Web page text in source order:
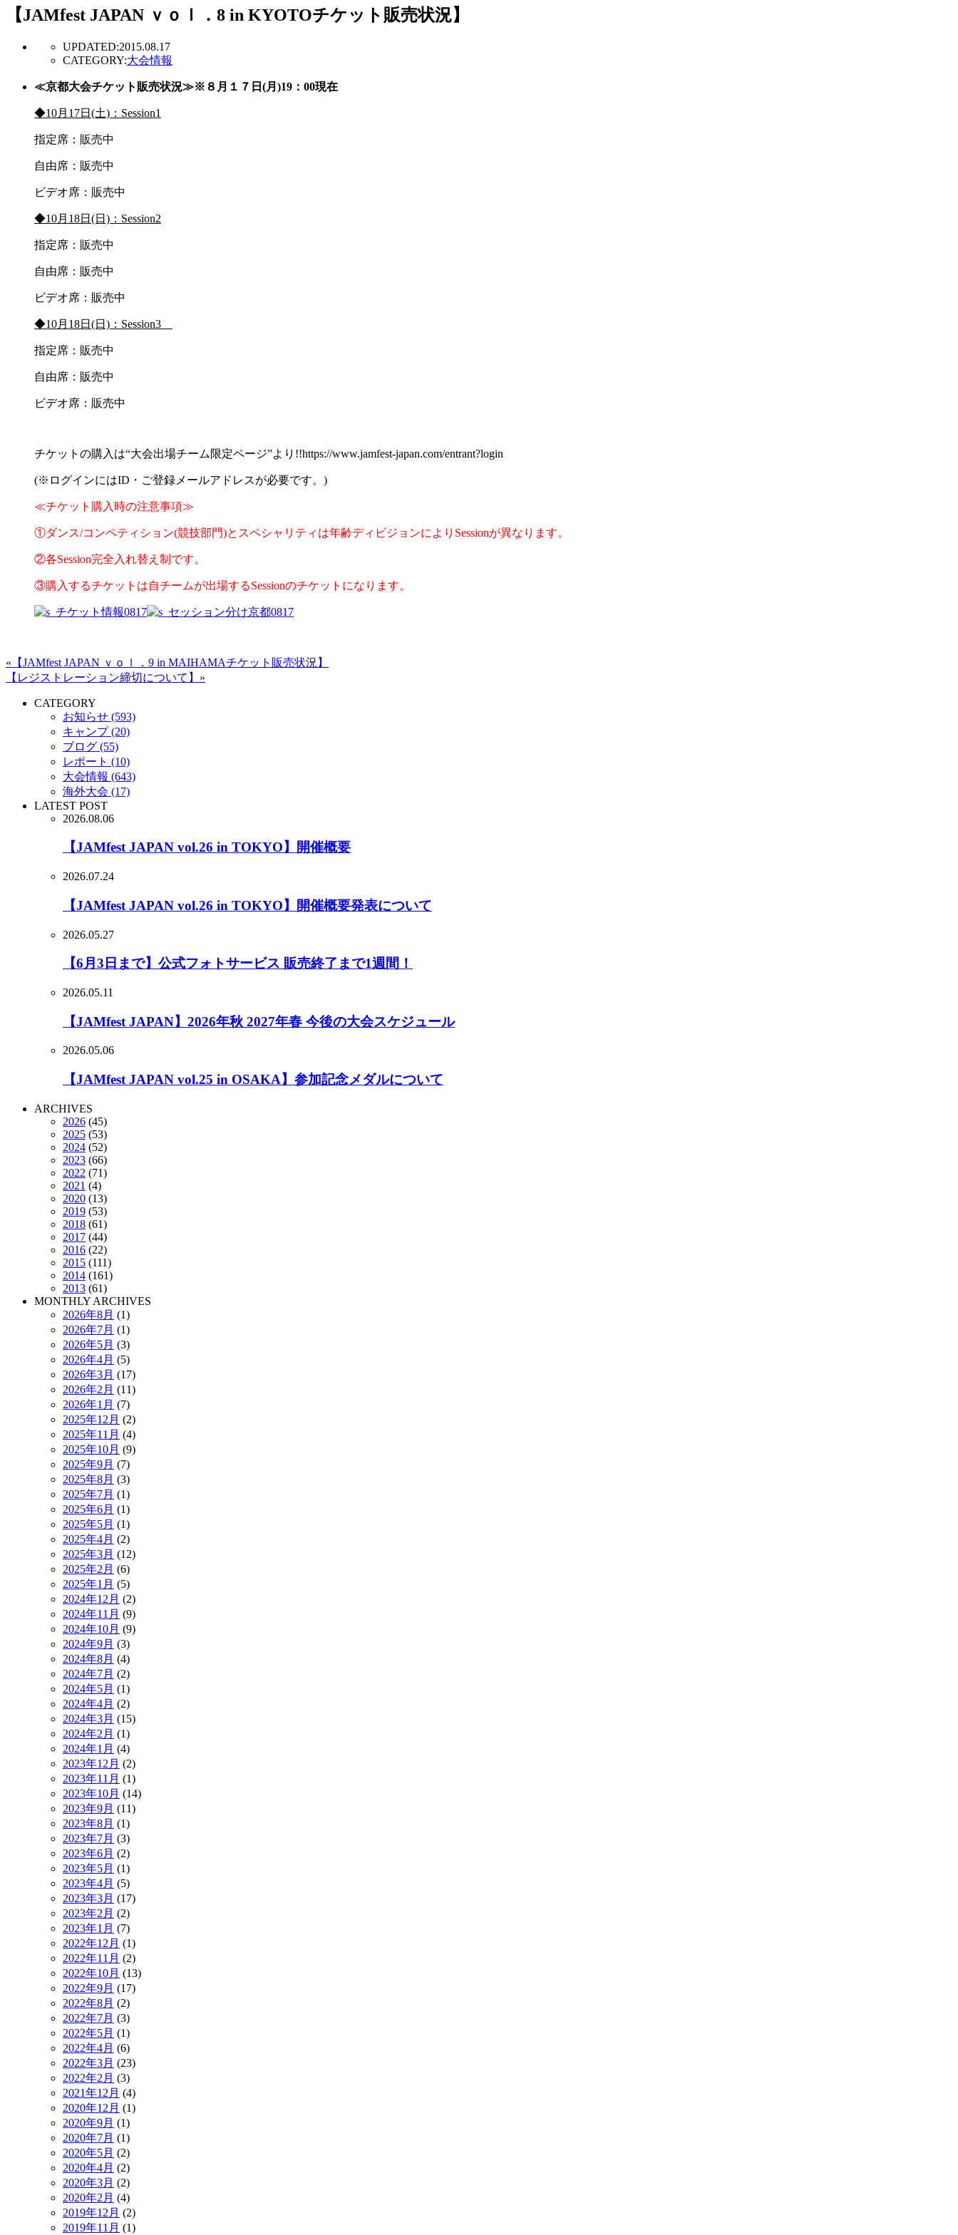
【JAMfest JAPAN ｖｏｌ．8 in KYOTOチケット販売状況】
UPDATED:2015.08.17
CATEGORY:大会情報
≪京都大会チケット販売状況≫※８月１７日(月)19：00現在
◆10月17日(土)：Session1
指定席：販売中
自由席：販売中
ビデオ席：販売中
◆10月18日(日)：Session2
指定席：販売中
自由席：販売中
ビデオ席：販売中
◆10月18日(日)：Session3
指定席：販売中
自由席：販売中
ビデオ席：販売中
チケットの購入は“大会出場チーム限定ページ”より!!https://www.jamfest-japan.com/entrant?login
(※ログインにはID・ご登録メールアドレスが必要です。)
≪チケット購入時の注意事項≫
①ダンス/コンペティション(競技部門)とスペシャリティは年齢ディビジョンによりSessionが異なります。
②各Session完全入れ替え制です。
③購入するチケットは自チームが出場するSessionのチケットになります。
«【JAMfest JAPAN ｖｏｌ．9 in MAIHAMAチケット販売状況】
【レジストレーション締切について】»
CATEGORY
お知らせ (593)
キャンプ (20)
ブログ (55)
レポート (10)
大会情報 (643)
海外大会 (17)
LATEST POST
2026.08.06
【JAMfest JAPAN vol.26 in TOKYO】開催概要
2026.07.24
【JAMfest JAPAN vol.26 in TOKYO】開催概要発表について
2026.05.27
【6月3日まで】公式フォトサービス 販売終了まで1週間！
2026.05.11
【JAMfest JAPAN】2026年秋 2027年春 今後の大会スケジュール
2026.05.06
【JAMfest JAPAN vol.25 in OSAKA】参加記念メダルについて
ARCHIVES
2026 (45)
2025 (53)
2024 (52)
2023 (66)
2022 (71)
2021 (4)
2020 (13)
2019 (53)
2018 (61)
2017 (44)
2016 (22)
2015 (111)
2014 (161)
2013 (61)
MONTHLY ARCHIVES
2026年8月 (1)
2026年7月 (1)
2026年5月 (3)
2026年4月 (5)
2026年3月 (17)
2026年2月 (11)
2026年1月 (7)
2025年12月 (2)
2025年11月 (4)
2025年10月 (9)
2025年9月 (7)
2025年8月 (3)
2025年7月 (1)
2025年6月 (1)
2025年5月 (1)
2025年4月 (2)
2025年3月 (12)
2025年2月 (6)
2025年1月 (5)
2024年12月 (2)
2024年11月 (9)
2024年10月 (9)
2024年9月 (3)
2024年8月 (4)
2024年7月 (2)
2024年5月 (1)
2024年4月 (2)
2024年3月 (15)
2024年2月 (1)
2024年1月 (4)
2023年12月 (2)
2023年11月 (1)
2023年10月 (14)
2023年9月 (11)
2023年8月 (1)
2023年7月 (3)
2023年6月 (2)
2023年5月 (1)
2023年4月 (5)
2023年3月 (17)
2023年2月 (2)
2023年1月 (7)
2022年12月 (1)
2022年11月 (2)
2022年10月 (13)
2022年9月 (17)
2022年8月 (2)
2022年7月 (3)
2022年5月 (1)
2022年4月 (6)
2022年3月 (23)
2022年2月 (3)
2021年12月 (4)
2020年12月 (1)
2020年9月 (1)
2020年7月 (1)
2020年5月 (2)
2020年4月 (2)
2020年3月 (2)
2020年2月 (4)
2019年12月 (2)
2019年11月 (1)